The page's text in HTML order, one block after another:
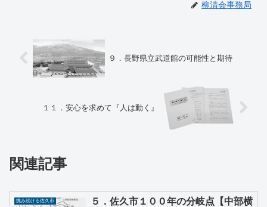
柳清会事務局
９．長野県立武道館の可能性と期待
１１．安心を求めて『人は動く』
関連記事
挑み続ける佐久市
５．佐久市１００年の分岐点【中部横